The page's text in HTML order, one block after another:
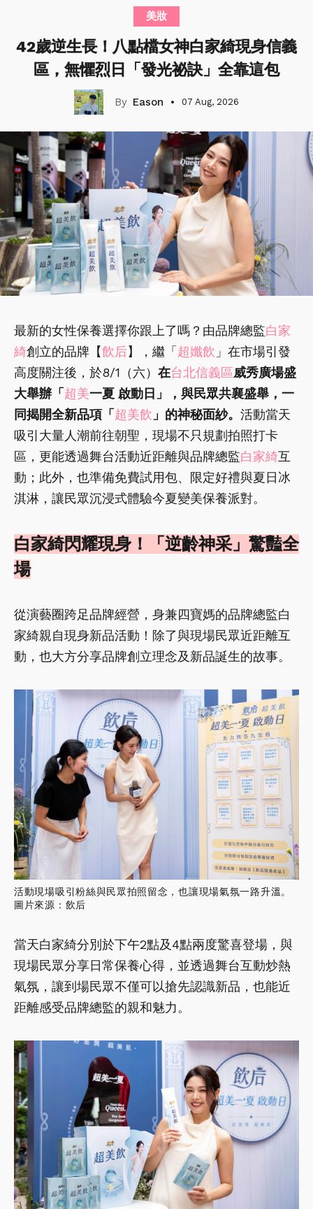
美妝
42歲逆生長！八點檔女神白家綺現身信義
區，無懼烈日「發光祕訣」全靠這包
Eason 07 Aug, 2026
最新的女性保養選擇你跟上了嗎？由品牌總監白家
綺創立的品牌【飲后】，繼「超孅飲 」在市場引發
高度關注後，於8/1（六） 在台北信義區威秀廣場盛
大舉辦「超美一夏 啟動日」，與民眾共襄盛舉，一
同揭開全新品項「超美飲 」的神秘面紗。 活動當天
吸引大量人潮前往朝聖，現場不只規劃拍照打卡
區，更能透過舞台活動近距離與品牌總監白家綺互
動；此外，也準備免費試用包、限定好禮與夏日冰
淇淋，讓民眾沉浸式體驗今夏變美保養派對。
白家綺閃耀現身！「逆齡神采」驚豔全
場
從演藝圈跨足品牌經營，身兼四寶媽的品牌總監白
家綺親自現身新品活動！除了與現場民眾近距離互
動，也大方分享品牌創立理念及新品誕生的故事。
活動現場吸引粉絲與民眾拍照留念，也讓現場氣氛一路升溫。
圖片來源：飲后
當天白家綺分別於下午2點及4點兩度驚喜登場，與
現場民眾分享日常保養心得，並透過舞台互動炒熱
氣氛，讓到場民眾不僅可以搶先認識新品，也能近
距離感受品牌總監的親和魅力。